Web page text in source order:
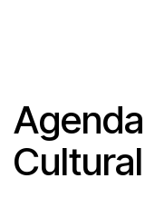
Agenda
Cultural